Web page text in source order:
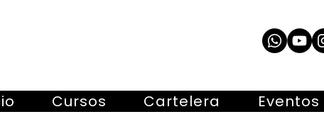
Cursos Cartelera Eventos